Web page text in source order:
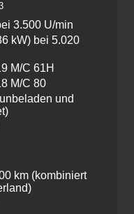
3.500 U/min
kW) bei 5.020
M/C 61H
M/C 80
und
km (kombiniert